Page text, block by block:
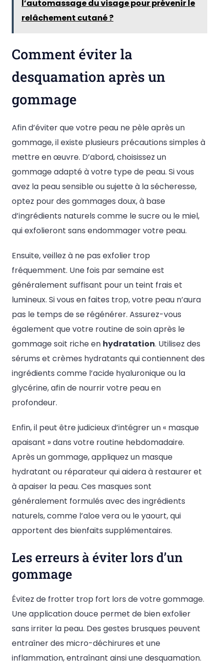
l’automassage du visage pour prévenir le
relâchement cutané ?
Comment éviter la
desquamation après un
gommage
Afin d’éviter que votre peau ne pèle après un
gommage, il existe plusieurs précautions simples à
mettre en œuvre. D’abord, choisissez un
gommage adapté à votre type de peau. Si vous
avez la peau sensible ou sujette à la sécheresse,
optez pour des gommages doux, à base
d’ingrédients naturels comme le sucre ou le miel,
qui exfolieront sans endommager votre peau.
Ensuite, veillez à ne pas exfolier trop
fréquemment. Une fois par semaine est
généralement suffisant pour un teint frais et
lumineux. Si vous en faites trop, votre peau n’aura
pas le temps de se régénérer. Assurez-vous
également que votre routine de soin après le
gommage soit riche en hydratation. Utilisez des
sérums et crèmes hydratants qui contiennent des
ingrédients comme l’acide hyaluronique ou la
glycérine, afin de nourrir votre peau en
profondeur.
Enfin, il peut être judicieux d’intégrer un « masque
apaisant » dans votre routine hebdomadaire.
Après un gommage, appliquez un masque
hydratant ou réparateur qui aidera à restaurer et
à apaiser la peau. Ces masques sont
généralement formulés avec des ingrédients
naturels, comme l’aloe vera ou le yaourt, qui
apportent des bienfaits supplémentaires.
Les erreurs à éviter lors d’un
gommage
Évitez de frotter trop fort lors de votre gommage.
Une application douce permet de bien exfolier
sans irriter la peau. Des gestes brusques peuvent
entraîner des micro-déchirures et une
inflammation, entraînant ainsi une desquamation.